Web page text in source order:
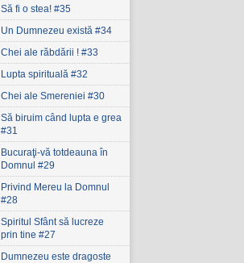
Să fi o stea! #35
Un Dumnezeu există #34
Chei ale răbdării ! #33
Lupta spirituală #32
Chei ale Smereniei #30
Să biruim când lupta e grea
#31
Bucuraţi-vă totdeauna în
Domnul #29
Privind Mereu la Domnul
#28
Spiritul Sfânt să lucreze
prin tine #27
Dumnezeu este dragoste